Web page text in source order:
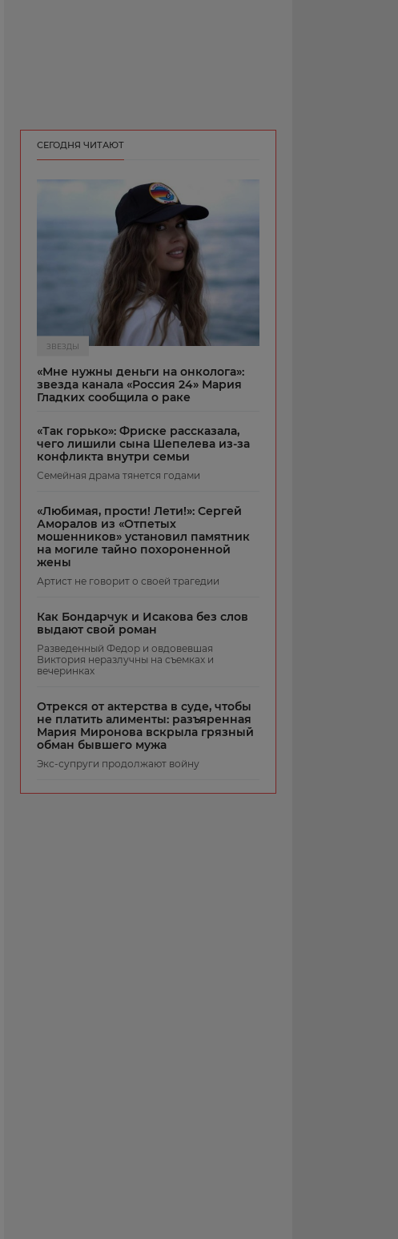
СЕГОДНЯ ЧИТАЮТ
ЗВЕЗДЫ
«Мне нужны деньги на онколога»:
звезда канала «Россия 24» Мария
Гладких сообщила о раке
«Так горько»: Фриске рассказала,
чего лишили сына Шепелева из-за
конфликта внутри семьи
Семейная драма тянется годами
«Любимая, прости! Лети!»: Сергей
Аморалов из «Отпетых
мошенников» установил памятник
на могиле тайно похороненной
жены
Артист не говорит о своей трагедии
Как Бондарчук и Исакова без слов
выдают свой роман
Разведенный Федор и овдовевшая
Виктория неразлучны на съемках и
вечеринках
Отрекся от актерства в суде, чтобы
не платить алименты: разъяренная
Мария Миронова вскрыла грязный
обман бывшего мужа
Экс-супруги продолжают войну